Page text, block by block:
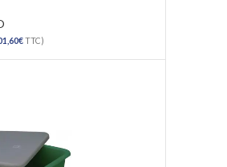
€TTC)